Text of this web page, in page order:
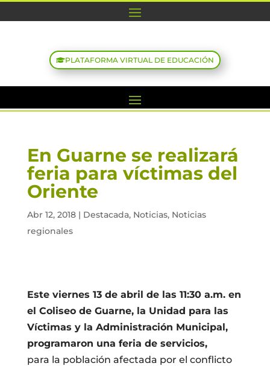
PLATAFORMA VIRTUAL DE EDUCACIÓN
En Guarne se realizará
feria para víctimas del
Oriente
Abr 12, 2018| Destacada, Noticias, Noticias
regionales
Este viernes 13 de abril de las 11:30 a.m. en
el Coliseo de Guarne, la Unidad para las
Víctimas y la Administración Municipal,
programaron una feria de servicios,
para la población afectada por el conflicto